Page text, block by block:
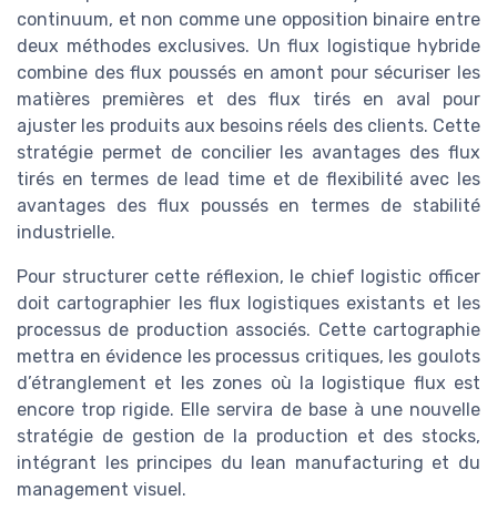
continuum, et non comme une opposition binaire entre
deux méthodes exclusives. Un flux logistique hybride
combine des flux poussés en amont pour sécuriser les
matières premières et des flux tirés en aval pour
ajuster les produits aux besoins réels des clients. Cette
stratégie permet de concilier les avantages des flux
tirés en termes de lead time et de flexibilité avec les
avantages des flux poussés en termes de stabilité
industrielle.
Pour structurer cette réflexion, le chief logistic officer
doit cartographier les flux logistiques existants et les
processus de production associés. Cette cartographie
mettra en évidence les processus critiques, les goulots
d’étranglement et les zones où la logistique flux est
encore trop rigide. Elle servira de base à une nouvelle
stratégie de gestion de la production et des stocks,
intégrant les principes du lean manufacturing et du
management visuel.